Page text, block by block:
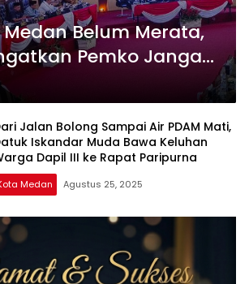
Belum Merata,
Pemko Jangan
Jalan Bolong Sampai Air PDAM Mati,
Iskandar Muda Bawa Keluhan
Dapil III ke Rapat Paripurna
Medan Agustus 25, 2025